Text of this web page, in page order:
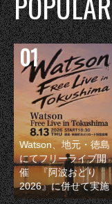
Watson、地元・徳島
にてフリーライブ開
催 『阿波おどり
2026』に併せて実施